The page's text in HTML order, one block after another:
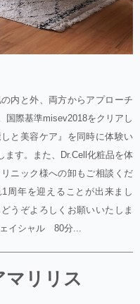
内と外、両方からアプローチ
国際基準misev2018をクリアし
と美容ケア』を同時に体験い
ます。また、Dr.Cell化粧品を体
ニック様への卸もご相談くだ
周年を迎えることが出来まし
うぞよろしくお願いいたしま
ェイシャル 80分...
マリリス